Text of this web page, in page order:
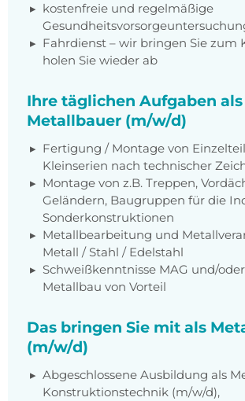
kostenfreie und regelmäßige
Fahrdienst – wir bringen Sie zum
holen Sie wieder ab
Ihre täglichen Aufgaben als
Metallbauer (m/w/d)
Fertigung / Montage von
Kleinserien nach technischer
Montage von z.B. Treppen,
Geländern, Baugruppen für die
Sonderkonstruktionen
Metallbearbeitung und
Metall / Stahl / Edelstahl
Schweißkenntnisse MAG und/
Metallbau von Vorteil
Das bringen Sie mit als
(m/w/d)
Abgeschlossene Ausbildung als
Konstruktionstechnik (m/w/d),